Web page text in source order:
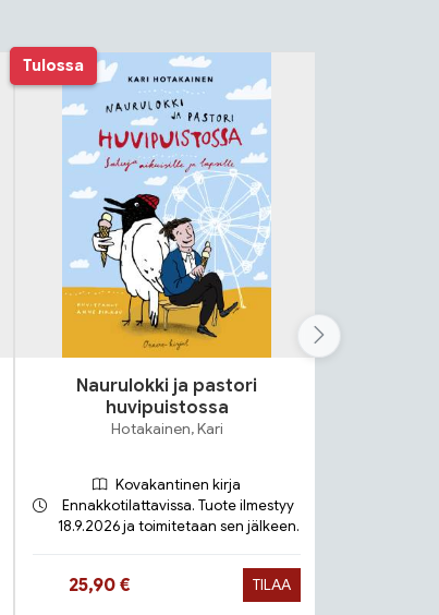
Tulossa
Naurulokki ja pastori
huvipuistossa
Hotakainen, Kari
Kovakantinen kirja
Ennakkotilattavissa. Tuote ilmestyy
18.9.2026 ja toimitetaan sen jälkeen.
Hinta nyt
25,90 € TILAA